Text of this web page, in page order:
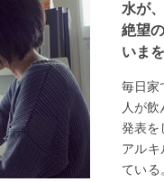
水が
絶望
いま
毎日家
人が
発表を
アル
ている